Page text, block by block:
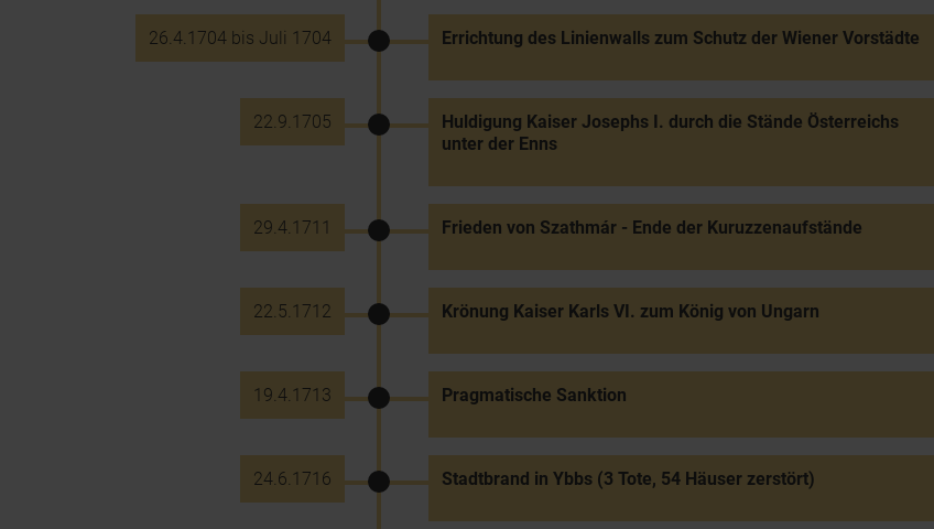
26.4.1704 bis Juli 1704 Errichtung des Linienwalls zum Schutz der Wiener Vorstädte
22.9.1705
Huldigung Kaiser Josephs I. durch die Stände Österreichs
unter der Enns
29.4.1711 Frieden von Szathmár - Ende der Kuruzzenaufstände
22.5.1712 Krönung Kaiser Karls VI. zum König von Ungarn
19.4.1713 Pragmatische Sanktion
24.6.1716 Stadtbrand in Ybbs (3 Tote, 54 Häuser zerstört)